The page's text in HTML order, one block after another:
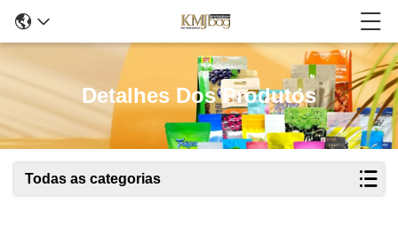
Detalhes Dos Produtos
Todas as categorias